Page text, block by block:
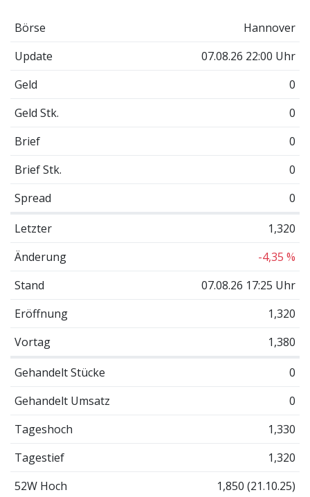
Börse
Hannover
Update
07.08.26 22:00 Uhr
Geld
0
Geld Stk.
0
Brief
0
Brief Stk.
0
Spread
0
Letzter
1,320
Änderung
-4,35 %
Stand
07.08.26 17:25 Uhr
Eröffnung
1,320
Vortag
1,380
Gehandelt Stücke
0
Gehandelt Umsatz
0
Tageshoch
1,330
Tagestief
1,320
52W Hoch
1,850 (21.10.25)